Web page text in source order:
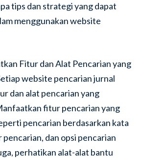
tips dan strategi yang dapat
menggunakan website
Fitur dan Alat Pencarian yang
website pencarian jurnal
dan alat pencarian yang
fitur pencarian yang
pencarian berdasarkan kata
dan opsi pencarian
perhatikan alat-alat bantu